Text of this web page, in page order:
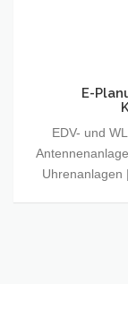
E-
EDV- und
Uhrenanlagen